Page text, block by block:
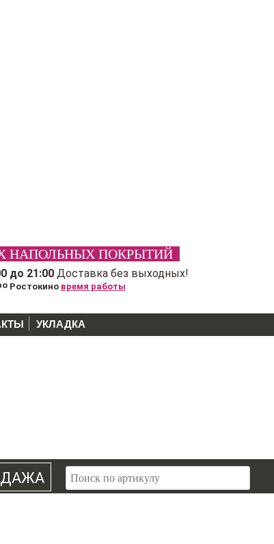
НАПОЛЬНЫХ ПОКРЫТИЙ
до 21:00 Доставка без выходных!
Ростокино время работы
УКЛАДКА
поиск